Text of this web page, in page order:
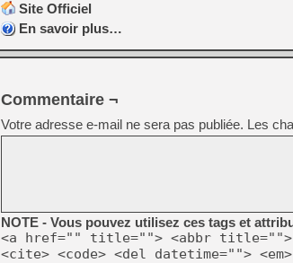
Site Officiel
En savoir plus…
Commentaire ¬
Votre adresse e-mail ne sera pas publiée. Les
NOTE - Vous pouvez utilisez ces tags et
<a href="" title=""> <abbr title="">
<cite> <code> <del datetime="">